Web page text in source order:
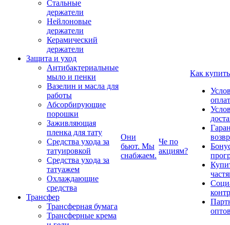
Стальные
держатели
Нейлоновые
держатели
Керамический
держатели
Защита и уход
Антибактериальные
мыло и пенки
Вазелин и масла для
работы
Абсорбирующие
порошки
Заживляющая
пленка для тату
Средства ухода за
татуировкой
Средства ухода за
татуажем
Охлаждающие
средства
Трансфер
Трансферная бумага
Трансферные крема
Они
бьют. Мы
снабжаем.
Че по
акциям?
Как купить